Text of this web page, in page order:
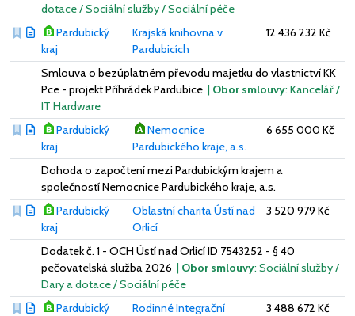
dotace / Sociální služby / Sociální péče
Pardubický
kraj
Krajská knihovna v
Pardubicích
12 436 232 Kč
Smlouva o bezúplatném převodu majetku do vlastnictví KK
Pce - projekt Příhrádek Pardubice | Obor smlouvy: Kancelář /
IT Hardware
Pardubický
kraj
Nemocnice
Pardubického kraje, a.s.
6 655 000 Kč
Dohoda o započtení mezi Pardubickým krajem a
společností Nemocnice Pardubického kraje, a.s.
Pardubický
kraj
Oblastní charita Ústí nad
Orlicí
3 520 979 Kč
Dodatek č. 1 - OCH Ústí nad Orlicí ID 7543252 - § 40
pečovatelská služba 2026 | Obor smlouvy: Sociální služby /
Dary a dotace / Sociální péče
Pardubický
Rodinné Integrační
3 488 672 Kč